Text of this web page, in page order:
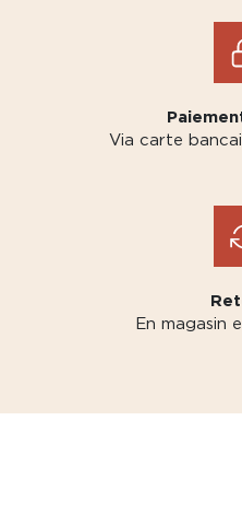
Via carte
En magasin